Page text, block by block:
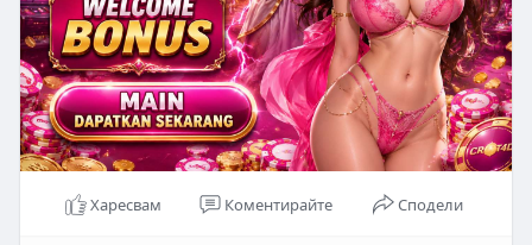
Харесвам Коментирайте Сподели